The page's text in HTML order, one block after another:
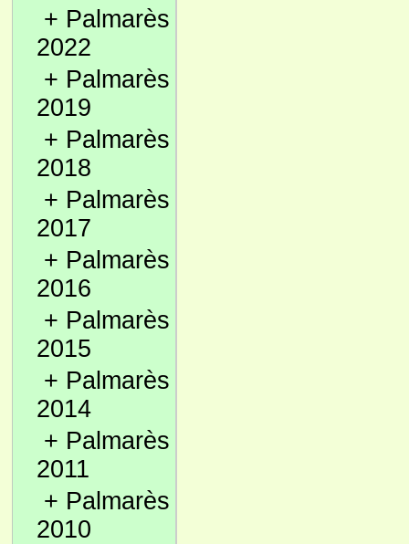
+ Palmarès
2022
+ Palmarès
2019
+ Palmarès
2018
+ Palmarès
2017
+ Palmarès
2016
+ Palmarès
2015
+ Palmarès
2014
+ Palmarès
2011
+ Palmarès
2010